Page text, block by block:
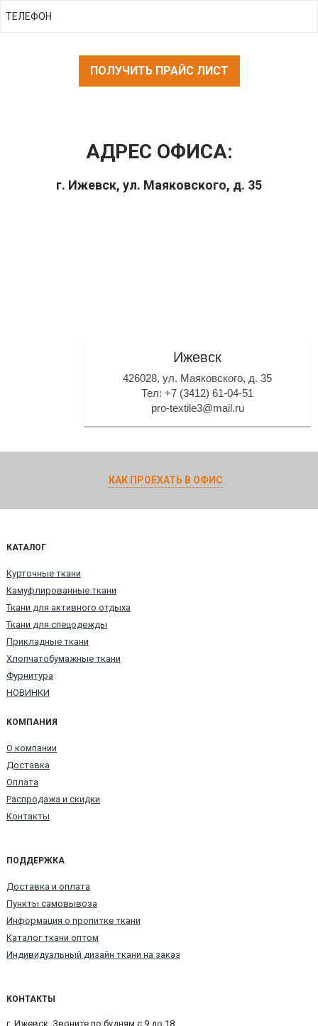
ПОЛУЧИТЬ ПРАЙС ЛИСТ
АДРЕС ОФИСА:
г. Ижевск, ул. Маяковского, д. 35
Ижевск
426028, ул. Маяковского, д. 35
Тел: +7 (3412) 61-04-51
pro-textile3@mail.ru
КАК ПРОЕХАТЬ В ОФИС
КАТАЛОГ
Курточные ткани
Камуфлированные ткани
Ткани для активного отдыха
Ткани для спецодежды
Прикладные ткани
Хлопчатобумажные ткани
Фурнитура
НОВИНКИ
КОМПАНИЯ
О компании
Доставка
Оплата
Распродажа и скидки
Контакты
ПОДДЕРЖКА
Доставка и оплата
Пункты самовывоза
Информация о пропитке ткани
Каталог ткани оптом
Индивидуальный дизайн ткани на заказ
КОНТАКТЫ
г. Ижевск. Звоните по будням с 9 до 18